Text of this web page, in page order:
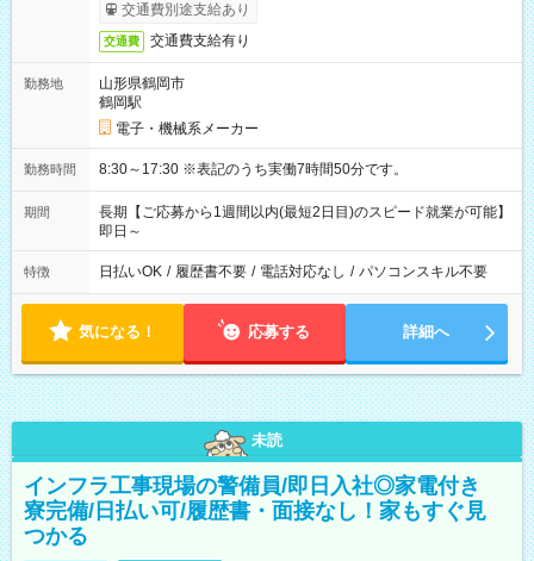
交通費別途支給あり
交通費 交通費支給有り
勤務地
山形県鶴岡市
鶴岡駅
電子・機械系メーカー
勤務時間 8:30～17:30 ※表記のうち実働7時間50分です。
期間
長期【ご応募から1週間以内(最短2日目)のスピード就業が可能】
即日～
特徴 日払いOK / 履歴書不要 / 電話対応なし / パソコンスキル不要
気になる！ 応募する 詳細へ
未読
インフラ工事現場の警備員/即日入社◎家電付き
寮完備/日払い可/履歴書・面接なし！家もすぐ見
つかる